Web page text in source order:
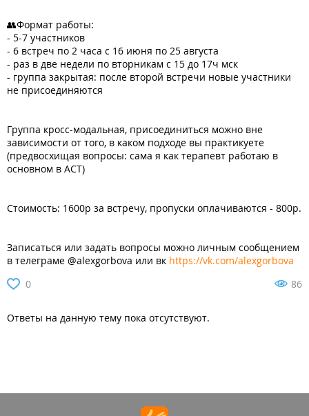
👥Формат работы:
- 5-7 участников
- 6 встреч по 2 часа с 16 июня по 25 августа
- раз в две недели по вторникам с 15 до 17ч мск
- группа закрытая: после второй встречи новые участники
не присоединяются
Группа кросс-модальная, присоединиться можно вне
зависимости от того, в каком подходе вы практикуете
(предвосхищая вопросы: сама я как терапевт работаю в
основном в АСТ)
Стоимость: 1600р за встречу, пропуски оплачиваются - 800р.
Записаться или задать вопросы можно личным сообщением
в телеграме @alexgorbova или вк https://vk.com/alexgorbova
0
86
Ответы на данную тему пока отсутствуют.